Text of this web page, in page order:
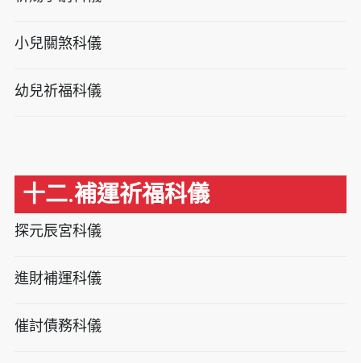
小兒關煞科儀
幼兒祈福科儀
十二.補運祈福科儀
探元辰宮科儀
進財補運科儀
催討債務科儀